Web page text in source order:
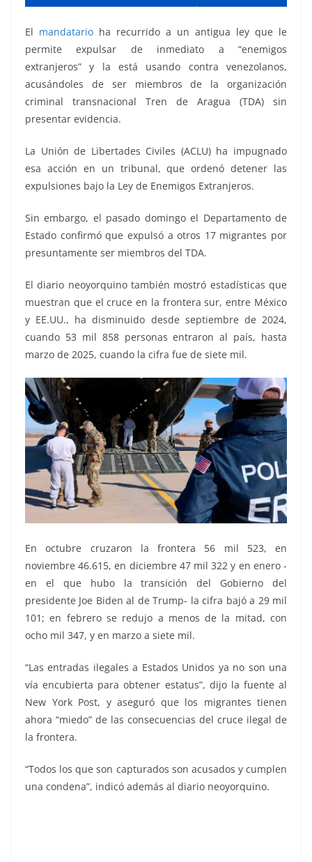
El mandatario ha recurrido a un antigua ley que le
permite expulsar de inmediato a “enemigos
extranjeros” y la está usando contra venezolanos,
acusándoles de ser miembros de la organización
criminal transnacional Tren de Aragua (TDA) sin
presentar evidencia.
La Unión de Libertades Civiles (ACLU) ha impugnado
esa acción en un tribunal, que ordenó detener las
expulsiones bajo la Ley de Enemigos Extranjeros.
Sin embargo, el pasado domingo el Departamento de
Estado confirmó que expulsó a otros 17 migrantes por
presuntamente ser miembros del TDA.
El diario neoyorquino también mostró estadísticas que
muestran que el cruce en la frontera sur, entre México
y EE.UU., ha disminuido desde septiembre de 2024,
cuando 53 mil 858 personas entraron al país, hasta
marzo de 2025, cuando la cifra fue de siete mil.
En octubre cruzaron la frontera 56 mil 523, en
noviembre 46.615, en diciembre 47 mil 322 y en enero -
en el que hubo la transición del Gobierno del
presidente Joe Biden al de Trump- la cifra bajó a 29 mil
101; en febrero se redujo a menos de la mitad, con
ocho mil 347, y en marzo a siete mil.
“Las entradas ilegales a Estados Unidos ya no son una
vía encubierta para obtener estatus”, dijo la fuente al
New York Post, y aseguró que los migrantes tienen
ahora “miedo” de las consecuencias del cruce ilegal de
la frontera.
“Todos los que son capturados son acusados ​​y cumplen
una condena”, indicó además al diario neoyorquino.